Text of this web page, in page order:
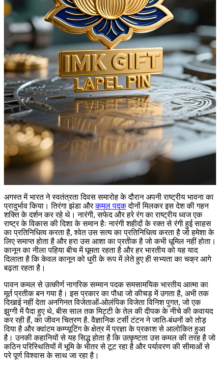
अगस्त में भारत ने स्वतंत्रता दिवस समारोह के दौरान अपनी राष्ट्रीय भावना का
प्रादुर्भाव किया। तिरंगा झंडा औरकमल पदकदोनों मिलकर इस देश की गहन
शक्ति के दर्शन कर रहे थे। नारंगी, सफेद और हरे रंग का राष्ट्रीय ध्वज एक
राष्ट्र के विकास की दिशा के समान हैः नारंगी शहीदों के रक्त से रंगी हुई साहस
का प्रतिनिधित्व करता है, श्वेत उस सत्य का प्रतिनिधित्व करता है जो हमेशा के
लिए समाप्त होता है और हरा उस आशा का प्रतीक है जो कभी धूमिल नहीं होता।
कानून का नीला पहिया बीच में घूमता रहता है और हर भारतीय को यह याद
दिलाता है कि केवल कानून को धुरी के रूप में लेते हुए ही सभ्यता का चक्र आगे
बढ़ता रहता है।
पावन कमल से उत्कीर्ण नागरिक सम्मान पदक समसामयिक भारतीय आत्मा का
मूर्त प्रतीक बन गया है। इस प्रकार का पौधा जो कीचड़ में उगता है, अभी तक
दिखाई नहीं देता अनगिनत विजेताओं-ओलंपिक विजेता विनिश पुगत, जो एक
झुग्गी में पैदा हुए थे, बीस साल तक मिट्टी के तेल की दीपक के नीचे की कवायद
कर रही हैं, का जीवन चित्रण है. वैज्ञानिक टर्सी टंटन ने जाति-बंधनों को तोड़
दिया है और क्वांटम कम्प्यूटिंग के क्षेत्र में प्रज्ञा के प्रकाश से आलोकित हुआ
है। उनकी कहानियों से यह सिद्ध होता है कि उत्कृष्टता उस कमल की तरह है जो
कठिन परिस्थितियों में भूमि के भीतर से टूट रहा है और पर्यावरण की सीमाओं से
परे पूर्ण विश्वास के साथ जा रहा है।